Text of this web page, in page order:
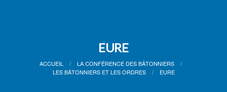
EURE
ACCUEIL
LA CONFÉRENCE DES BÂTONNIERS
LES BÂTONNIERS ET LES ORDRES
EURE